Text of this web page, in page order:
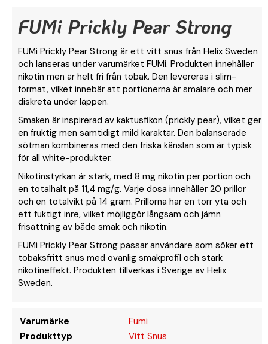
FUMi Prickly Pear Strong
FUMi Prickly Pear Strong är ett vitt snus från Helix Sweden
och lanseras under varumärket FUMi. Produkten innehåller
nikotin men är helt fri från tobak. Den levereras i slim-
format, vilket innebär att portionerna är smalare och mer
diskreta under läppen.
Smaken är inspirerad av kaktusfikon (prickly pear), vilket ger
en fruktig men samtidigt mild karaktär. Den balanserade
sötman kombineras med den friska känslan som är typisk
för all white-produkter.
Nikotinstyrkan är stark, med 8 mg nikotin per portion och
en totalhalt på 11,4 mg/g. Varje dosa innehåller 20 prillor
och en totalvikt på 14 gram. Prillorna har en torr yta och
ett fuktigt inre, vilket möjliggör långsam och jämn
frisättning av både smak och nikotin.
FUMi Prickly Pear Strong passar användare som söker ett
tobaksfritt snus med ovanlig smakprofil och stark
nikotineffekt. Produkten tillverkas i Sverige av Helix
Sweden.
Varumärke
Fumi
Produkttyp
Vitt Snus